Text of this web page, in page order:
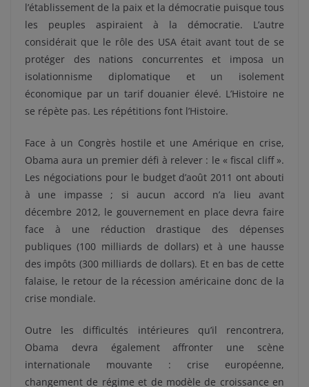
l’établissement de la paix et la démocratie puisque tous
les peuples aspiraient à la démocratie. L’autre
considérait que le rôle des USA était avant tout de se
protéger des nations concurrentes et imposa un
isolationnisme diplomatique et un isolement
économique par un tarif douanier élevé. L’Histoire ne
se répète pas. Les répétitions font l’Histoire.
Face à un Congrès hostile et une Amérique en crise,
Obama aura un premier défi à relever : le « fiscal cliff ».
Les négociations pour le budget d’août 2011 ont abouti
à une impasse ; si aucun accord n’a lieu avant
décembre 2012, le gouvernement en place devra faire
face à une réduction drastique des dépenses
publiques (100 milliards de dollars) et à une hausse
des impôts (300 milliards de dollars). Et en bas de cette
falaise, le retour de la récession américaine donc de la
crise mondiale.
Outre les difficultés intérieures qu’il rencontrera,
Obama devra également affronter une scène
internationale mouvante : crise européenne,
changement de régime et de modèle de croissance en